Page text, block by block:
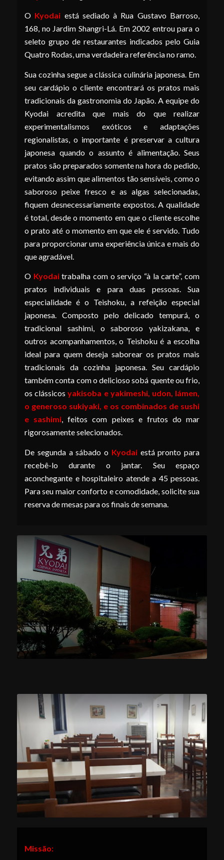
O Kyodai está sediado à Rua Gustavo Barroso,
168, no Jardim Shangri-Lá. Em 2002 entrou para o
seleto grupo de restaurantes indicados pelo Guia
Quatro Rodas, uma verdadeira referência no ramo.
Sua cozinha segue a clássica culinária japonesa. Em
seu cardápio o cliente encontrará os pratos mais
tradicionais da gastronomia do Japão. A equipe do
Kyodai acredita que mais do que realizar
experimentalismos exóticos e adaptações
regionalistas, o importante é preservar a cultura
japonesa quando o assunto é alimentação. Seus
pratos são preparados somente na hora do pedido,
evitando assim que alimentos tão sensíveis, como o
saboroso peixe fresco e as algas selecionadas,
fiquem desnecessariamente expostos. A qualidade
é total, desde o momento em que o cliente escolhe
o prato até o momento em que ele é servido. Tudo
para proporcionar uma experiência única e mais do
que agradável.
O Kyodaitrabalha com o serviço “à la carte”, com
pratos individuais e para duas pessoas. Sua
especialidade é o Teishoku, a refeição especial
japonesa. Composto pelo delicado tempurá, o
tradicional sashimi, o saboroso yakizakana, e
outros acompanhamentos, o Teishoku é a escolha
ideal para quem deseja saborear os pratos mais
tradicionais da cozinha japonesa. Seu cardápio
também conta com o delicioso sobá quente ou frio,
os clássicosyakisoba e yakimeshi, udon, lámen,
o generoso sukiyaki, e os combinados de sushi
e sashimi, feitos com peixes e frutos do mar
rigorosamente selecionados.
De segunda a sábado o Kyodaiestá pronto para
recebê-lo durante o jantar. Seu espaço
aconchegante e hospitaleiro atende a 45 pessoas.
Para seu maior conforto e comodidade, solicite sua
reserva de mesas para os finais de semana.
Missão: